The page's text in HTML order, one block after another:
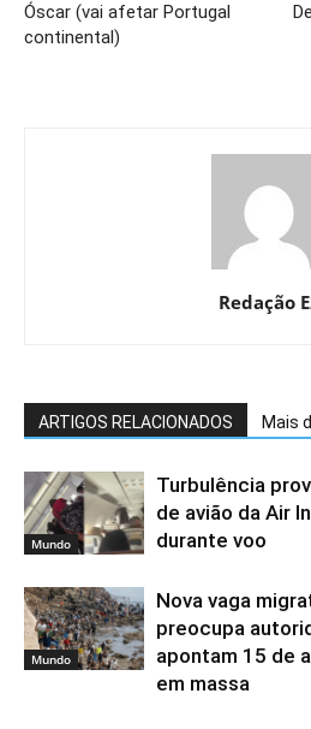
Óscar (vai afetar Portugal
continental)
Redação
ARTIGOS RELACIONADOS Mais
Mundo
Turbulência
de avião da Air
durante voo
Mundo
Nova vaga
preocupa
apontam 15 de
em massa